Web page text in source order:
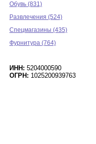
Обувь (831)
Развлечения (524)
Спецмагазины (435)
Фурнитура (764)
ИНН: 5204000590
ОГРН: 1025200939763